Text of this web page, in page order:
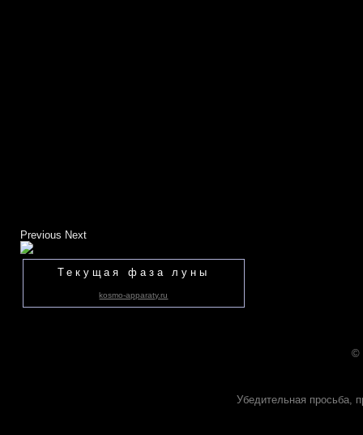
Previous Next
Текущая фаза луны
kosmo-apparaty.ru
©
Убедительная просьба,